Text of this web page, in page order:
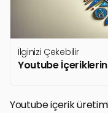
İlginizi Çekebilir
Youtube
Youtube içerik